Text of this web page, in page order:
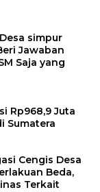
simpur
Jawaban
Saja yang
Rp968,9 Juta
Sumatera
Cengis Desa
Beda,
Terkait